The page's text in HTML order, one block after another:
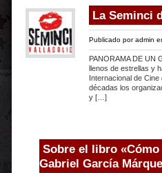
La Seminci
Publicado poradmin
PANORAMA DE UN
llenos de estrellas y
Internacional de Cine
décadas los
y […]
Sobre el libro
Gabriel García